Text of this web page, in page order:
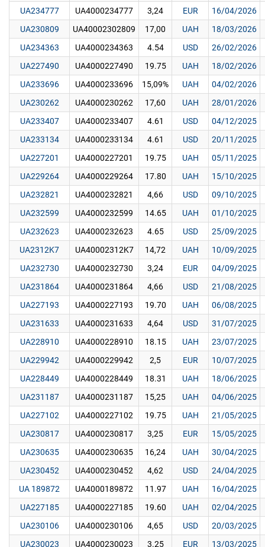
UA234777
UA4000234777 3,24 EUR
16/04/2026
UA230809
UA40002302809 17,00 UAH
18/03/2026
UA234363
UA4000234363 4.54 USD
26/02/2026
UA227490
UA4000227490 19.75 UAH
18/02/2026
UA233696
UA4000233696 15,09% UAH
04/02/2026
UA230262
UA4000230262 17,60 UAH
28/01/2026
UA233407
UA4000233407 4.61 USD
04/12/2025
UA233134
UA4000233134 4.61 USD
20/11/2025
UA227201
UA4000227201 19.75 UAH
05/11/2025
UA229264
UA4000229264 17.80 UAH
15/10/2025
UA232821
UA4000232821 4,66 USD
09/10/2025
UA232599
UA4000232599 14.65 UAH
01/10/2025
UA232623
UA4000232623 4.65 USD
25/09/2025
UA2312K7
UA40002312K7 14,72 UAH
10/09/2025
UA232730
UA4000232730 3,24 EUR
04/09/2025
UA231864
UA4000231864 4,66 USD
21/08/2025
UA227193
UA4000227193 19.70 UAH
06/08/2025
UA231633
UA4000231633 4,64 USD
31/07/2025
UA228910
UA4000228910 18.15 UAH
23/07/2025
UA229942
UA4000229942 2,5 EUR
10/07/2025
UA228449
UA4000228449 18.31 UAH
18/06/2025
UA231187
UA4000231187 15,25 UAH
04/06/2025
UA227102
UA4000227102 19.75 UAH
21/05/2025
UA230817
UA4000230817 3,25 EUR
15/05/2025
UA230635
UA4000230635 16,24 UAH
30/04/2025
UA230452
UA4000230452 4,62 USD
24/04/2025
UA 189872
UA4000189872 11.97 UAH
16/04/2025
UA227185
UA4000227185 19.60 UAH
02/04/2025
UA230106
UA4000230106 4,65 USD
20/03/2025
UA230023
UA4000230023 3.25 EUR 13/03/2025